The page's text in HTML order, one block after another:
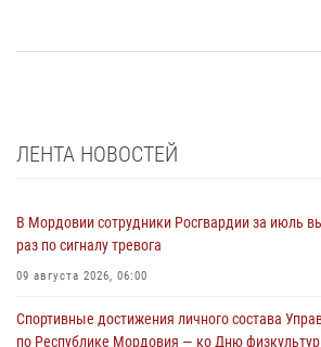
ЛЕНТА НОВОСТЕЙ
В Мордовии сотрудники Росгвардии за июль
раз по сигналу тревога
09 августа 2026, 06:00
Спортивные достижения личного состава
по Республике Мордовия — ко Дню